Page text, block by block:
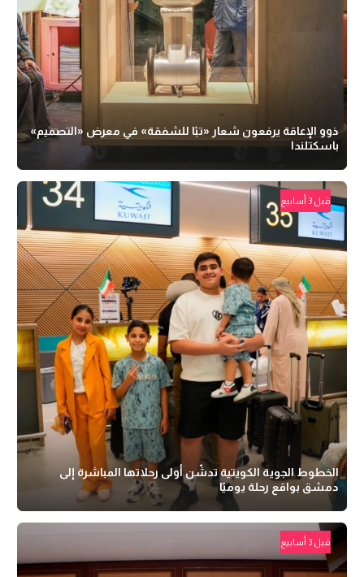
ذوو الإعاقة يرفعون شعار «تبًا للشفقة» في معرض «التصميم»
باسكتلندا
قبل 3 أسابيع
الخطوط الجوية الكويتية تدشّن أولى رحلاتها المباشرة إلى
دمشق بواقع رحلة يوميًا
قبل 3 أسابيع